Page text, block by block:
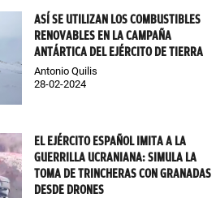
ASÍ SE UTILIZAN LOS COMBUSTIBLES
RENOVABLES EN LA CAMPAÑA
ANTÁRTICA DEL EJÉRCITO DE TIERRA
Antonio Quilis
28-02-2024
EL EJÉRCITO ESPAÑOL IMITA A LA
GUERRILLA UCRANIANA: SIMULA LA
TOMA DE TRINCHERAS CON GRANADAS
DESDE DRONES